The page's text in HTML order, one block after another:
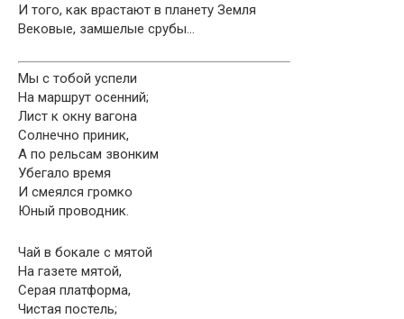
И того, как врастают в планету Земля
Вековые, замшелые срубы…
Мы с тобой успели
На маршрут осенний;
Лист к окну вагона
Солнечно приник,
А по рельсам звонким
Убегало время
И смеялся громко
Юный проводник.
Чай в бокале с мятой
На газете мятой,
Серая платформа,
Чистая постель;